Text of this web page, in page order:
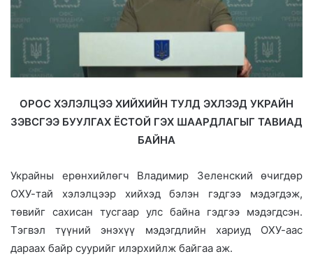
ОРОС ХЭЛЭЛЦЭЭ ХИЙХИЙН ТУЛД ЭХЛЭЭД УКРАЙH
ЗЭВCГЭЭ БУУЛГАХ ЁСТОЙ ГЭХ ШААРДЛАГЫГ ТАВИАД
БАЙНА
Украйны ерөнхийлөгч Владимир Зеленский өчигдөр
ОХУ-тай хэлэлцээр хийхэд бэлэн гэдгээ мэдэгдэж,
төвийг сахисан тусгаар улс байна гэдгээ мэдэгдсэн.
Тэгвэл түүний энэхүү мэдэгдлийн хариуд ОХУ-аас
дараах байр суурийг илэрхийлж байгаа аж.